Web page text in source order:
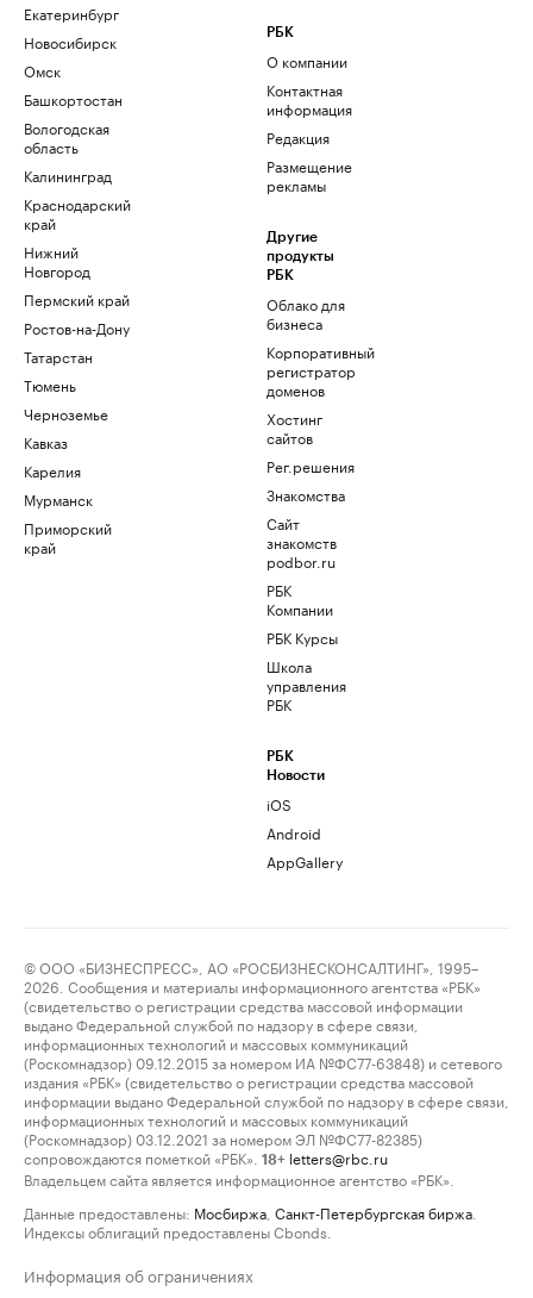
Екатеринбург
Новосибирск
Омск
Башкортостан
Вологодская
область
Калининград
Краснодарский
край
Нижний
Новгород
Пермский край
Ростов-на-Дону
Татарстан
Тюмень
Черноземье
Кавказ
Карелия
Мурманск
Приморский
край
РБК
О компании
Контактная
информация
Редакция
Размещение
рекламы
Другие
продукты
РБК
Облако для
бизнеса
Корпоративный
регистратор
доменов
Хостинг
сайтов
Рег.решения
Знакомства
Сайт
знакомств
podbor.ru
РБК
Компании
РБК Курсы
Школа
управления
РБК
РБК
Новости
iOS
Android
AppGallery
© ООО «БИЗНЕСПРЕСС», АО «РОСБИЗНЕСКОНСАЛТИНГ», 1995–
2026. Сообщения и материалы информационного агентства «РБК»
(свидетельство о регистрации средства массовой информации
выдано Федеральной службой по надзору в сфере связи,
информационных технологий и массовых коммуникаций
(Роскомнадзор) 09.12.2015 за номером ИА №ФС77-63848) и сетевого
издания «РБК» (свидетельство о регистрации средства массовой
информации выдано Федеральной службой по надзору в сфере связи,
информационных технологий и массовых коммуникаций
(Роскомнадзор) 03.12.2021 за номером ЭЛ №ФС77-82385)
сопровождаются пометкой «РБК».
18+ letters@rbc.ru
Владельцем сайта является информационное агентство «РБК».
Данные предоставлены: Мосбиржа Санкт-Петербургская биржа
Индексы облигаций предоставлены Cbonds.
Информация об ограничениях